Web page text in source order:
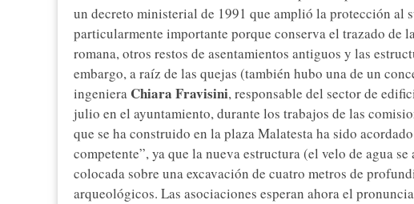
un decreto ministerial de 1991 que amplió la protección al
particularmente importante porque conserva el trazado de
romana, otros restos de asentamientos antiguos y las
embargo, a raíz de las quejas (también hubo una de un
ingeniera Chiara Fravisini, responsable del sector de
julio en el ayuntamiento, durante los trabajos de las
que se ha construido en la plaza Malatesta ha sido
competente”, ya que la nueva estructura (el velo de agua
colocada sobre una excavación de cuatro metros de
arqueológicos. Las asociaciones esperan ahora el